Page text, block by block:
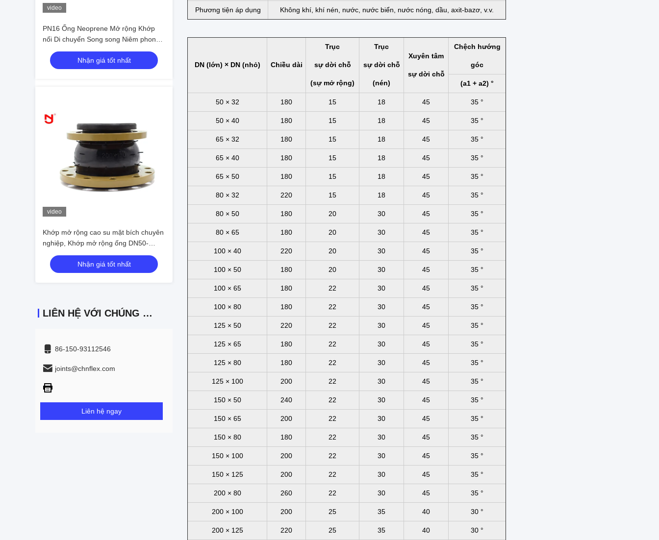
video
PN16 Ống Neoprene Mở rộng Khớp
nối Di chuyển Song song Niêm phong
Rung Cơ học thấp
Nhận giá tốt nhất
video
Khớp mở rộng cao su mặt bích chuyên
nghiệp, Khớp mở rộng ống DN50-
DN1200
Nhận giá tốt nhất
LIÊN HỆ VỚI CHÚNG TÔI
86-150-93112546
joints@chnflex.com
Liên hệ ngay
Phương tiện áp dụng Không khí, khí nén, nước, nước biển, nước nóng, dầu, axit-bazơ, v.v.
DN (lớn) × DN (nhỏ) Chiều dài
Trục
sự dời chỗ
(sự mở rộng)
Trục
sự dời chỗ
(nén)
Xuyên tâm
sự dời chỗ
Chệch hướng
góc
(a1 + a2) °
50 × 32 180 15 18 45 35 °
50 × 40 180 15 18 45 35 °
65 × 32 180 15 18 45 35 °
65 × 40 180 15 18 45 35 °
65 × 50 180 15 18 45 35 °
80 × 32 220 15 18 45 35 °
80 × 50 180 20 30 45 35 °
80 × 65 180 20 30 45 35 °
100 × 40 220 20 30 45 35 °
100 × 50 180 20 30 45 35 °
100 × 65 180 22 30 45 35 °
100 × 80 180 22 30 45 35 °
125 × 50 220 22 30 45 35 °
125 × 65 180 22 30 45 35 °
125 × 80 180 22 30 45 35 °
125 × 100 200 22 30 45 35 °
150 × 50 240 22 30 45 35 °
150 × 65 200 22 30 45 35 °
150 × 80 180 22 30 45 35 °
150 × 100 200 22 30 45 35 °
150 × 125 200 22 30 45 35 °
200 × 80 260 22 30 45 35 °
200 × 100 200 25 35 40 30 °
200 × 125 220 25 35 40 30 °